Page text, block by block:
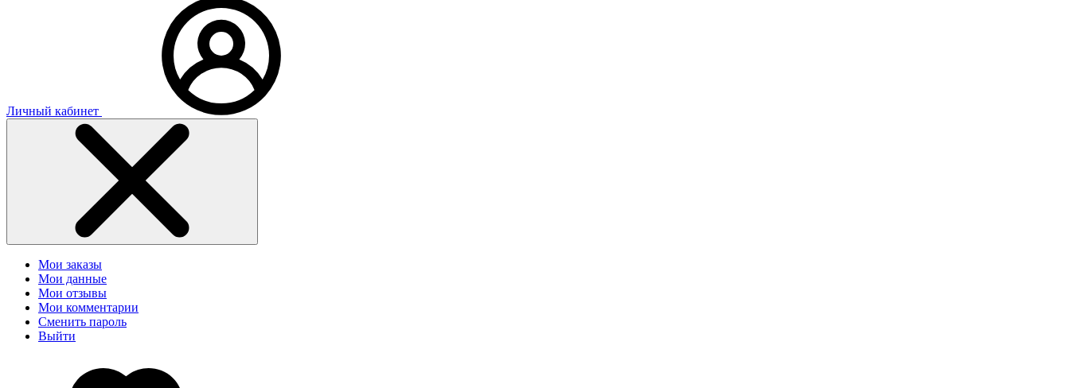
Личный кабинет
Мои заказы
Мои данные
Мои отзывы
Мои комментарии
Сменить пароль
Выйти